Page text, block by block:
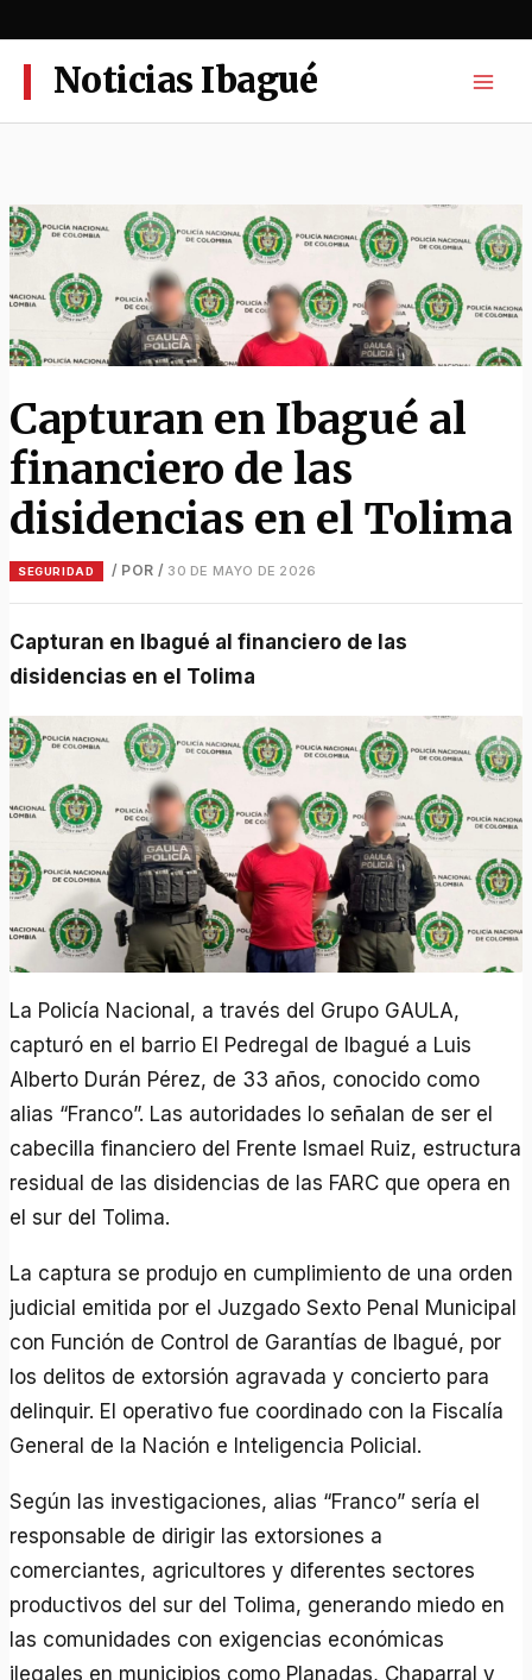
al
contenidoNoticias Ibagué
Capturan en Ibagué al
financiero de las
disidencias en el Tolima
SEGURIDAD / POR / 30 DE MAYO DE 2026
Capturan en Ibagué al financiero de las
disidencias en el Tolima
La Policía Nacional, a través del Grupo GAULA,
capturó en el barrio El Pedregal de Ibagué a Luis
Alberto Durán Pérez, de 33 años, conocido como
alias “Franco”. Las autoridades lo señalan de ser el
cabecilla financiero del Frente Ismael Ruiz, estructura
residual de las disidencias de las FARC que opera en
el sur del Tolima.
La captura se produjo en cumplimiento de una orden
judicial emitida por el Juzgado Sexto Penal Municipal
con Función de Control de Garantías de Ibagué, por
los delitos de extorsión agravada y concierto para
delinquir. El operativo fue coordinado con la Fiscalía
General de la Nación e Inteligencia Policial.
Según las investigaciones, alias “Franco” sería el
responsable de dirigir las extorsiones a
comerciantes, agricultores y diferentes sectores
productivos del sur del Tolima, generando miedo en
las comunidades con exigencias económicas
ilegales en municipios como Planadas, Chaparral y